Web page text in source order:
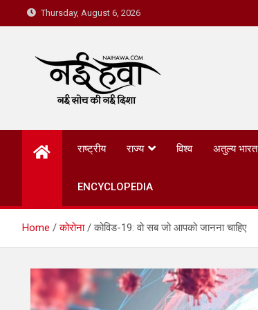
Thursday, August 6, 2026
Nai Hawa
राष्ट्रीय राज्य विश्व अतुल्य भारत
ENCYCLOPEDIA
Home कोरोना कोविड-19: वो सब जो आपको जानना चाहिए